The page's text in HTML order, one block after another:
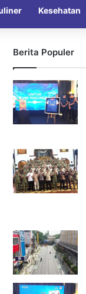
Kesehatan
Berita Populer